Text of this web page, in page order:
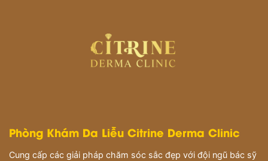
Phòng Khám Da Liễu Citrine Derma Clinic
Cung cấp các giải pháp chăm sóc sắc đẹp với đội ngũ bác sỹ